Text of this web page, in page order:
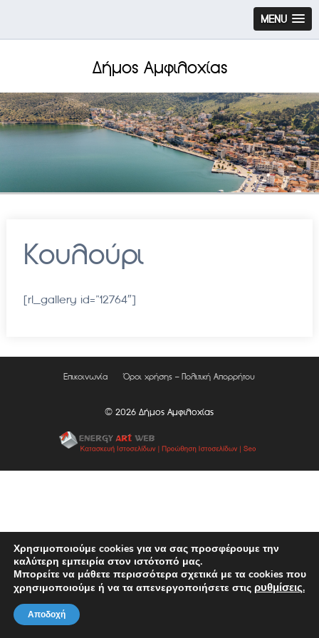
MENU
Δήμος Αμφιλοχίας
Κουλούρι
[rl_gallery id=”12764″]
Επικοινωνία Όροι χρήσης – Πολιτική Απορρήτου
© 2026 Δήμος Αμφιλοχίας
Χρησιμοποιούμε cookies για να σας προσφέρουμε την
καλύτερη εμπειρία στον ιστότοπό μας.
Μπορείτε να μάθετε περισσότερα σχετικά με τα cookies που
χρησιμοποιούμε ή να τα απενεργοποιήσετε στις ρυθμίσεις.
Αποδοχή